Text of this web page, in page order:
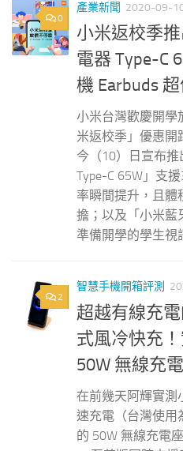
0
產業新聞 2020-09-
小米返校季
電器 Type-C
機 Earbuds 超
小米台灣歡慶開學
米返校季」優惠開
今（10）日宣布推
Type-C 65W」支
率瞬間提升，且體
擔；以及「小米藍
準備開學的學生視
2
智慧手機開箱評測
超越有線充
式風冷快充
50W 無線充
在前幾天阿輝實測
速充電（台灣使用
的 50W 無線充電